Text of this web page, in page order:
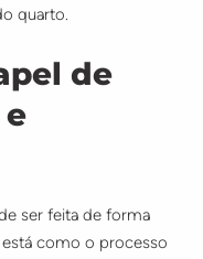
quarto.
de
ser feita de forma
como o processo